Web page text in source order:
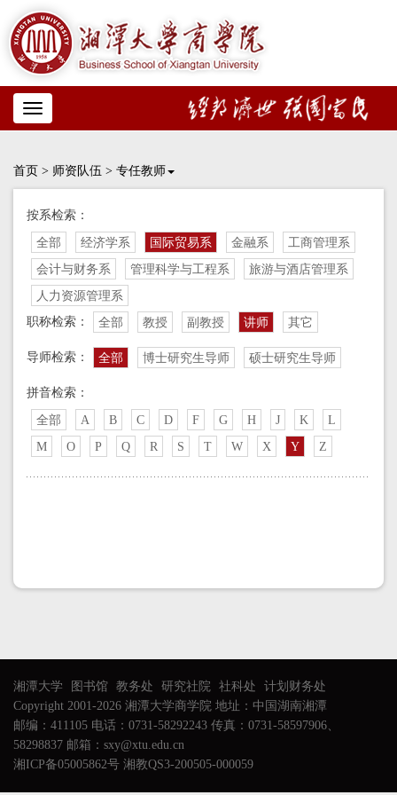
Toggle
navigation
首页 > 师资队伍 > 专任教师
按系检索：
全部 经济学系 国际贸易系 金融系
工商管理系
会计与财务系
管理科学与工程系
旅游与酒店管理系
人力资源管理系
职称检索：
全部 教授 副教授 讲师 其它
导师检索： 全部 博士研究生导师 硕士研究生导师
拼音检索：
全部 A B C D F G H J K
L
M
O P Q R S T W X Y Z
湘潭大学 图书馆 教务处 研究社院 社科处
计划财务处
Copyright 2001-2026 湘潭大学商学院 地址：中国湖南湘潭
邮编：411105 电话：0731-58292243 传真：0731-58597906、
58298837 邮箱：sxy@xtu.edu.cn
湘ICP备05005862号 湘教QS3-200505-000059